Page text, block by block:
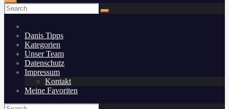
Danis Tipps
Kategorien
Unser Team
Datenschutz
Impressum
Kontakt
Meine Favoriten